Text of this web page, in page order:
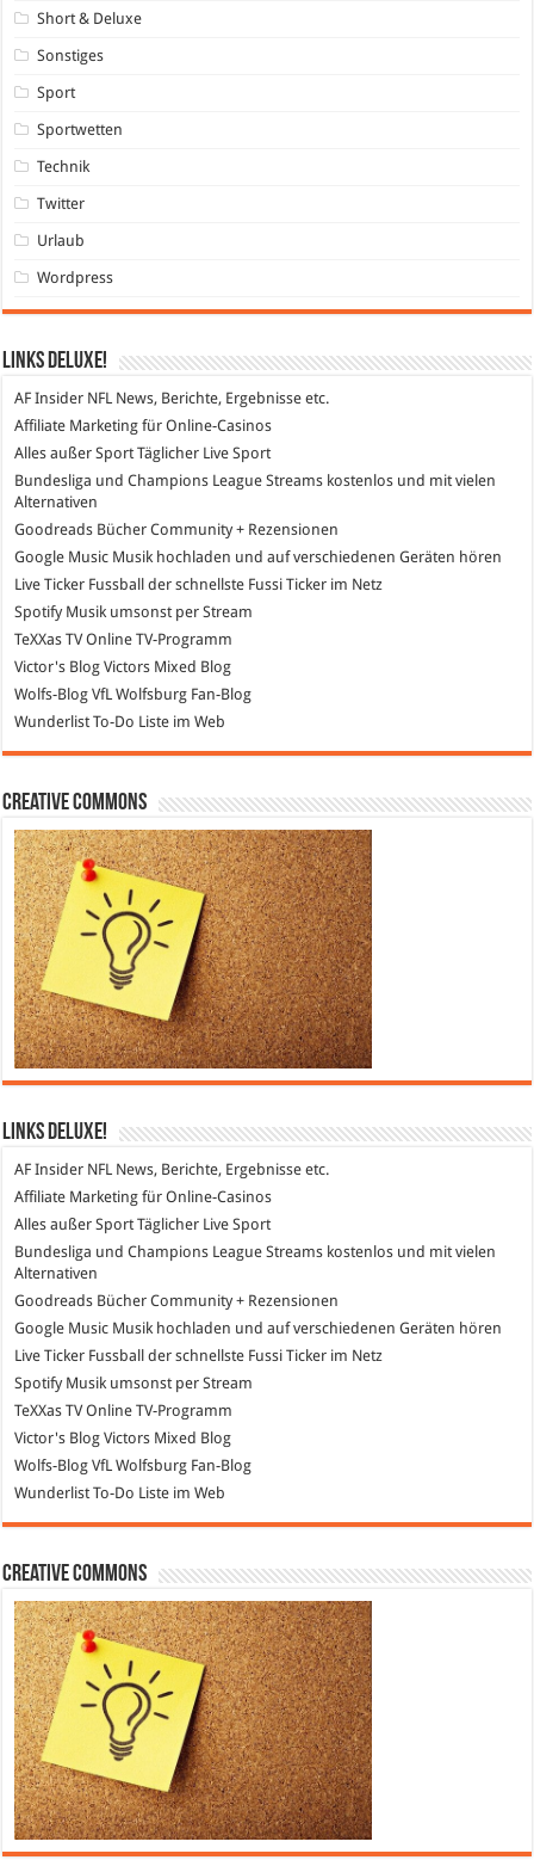
Short & Deluxe
Sonstiges
Sport
Sportwetten
Technik
Twitter
Urlaub
Wordpress
Links DeLuXe!
AF Insider NFL News, Berichte, Ergebnisse etc.
Affiliate Marketing für Online-Casinos
Alles außer SportTäglicher Live Sport
Bundesliga und Champions League Streams kostenlos und mit vielen
Alternativen
Goodreads Bücher Community + Rezensionen
Google Music Musik hochladen und auf verschiedenen Geräten hören
Live Ticker Fussball
der schnellste Fussi Ticker im Netz
SpotifyMusik umsonst per Stream
TeXXas TVOnline TV-Programm
Victor's Blog Victors Mixed Blog
Wolfs-Blog VfL Wolfsburg Fan-Blog
WunderlistTo-Do Liste im Web
Creative Commons
Links DeLuXe!
AF Insider NFL News, Berichte, Ergebnisse etc.
Affiliate Marketing für Online-Casinos
Alles außer SportTäglicher Live Sport
Bundesliga und Champions League Streams kostenlos und mit vielen
Alternativen
Goodreads Bücher Community + Rezensionen
Google Music Musik hochladen und auf verschiedenen Geräten hören
Live Ticker Fussball
der schnellste Fussi Ticker im Netz
SpotifyMusik umsonst per Stream
TeXXas TVOnline TV-Programm
Victor's Blog Victors Mixed Blog
Wolfs-Blog VfL Wolfsburg Fan-Blog
WunderlistTo-Do Liste im Web
Creative Commons